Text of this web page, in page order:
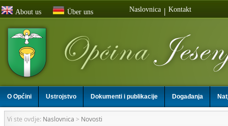
About us Über uns Naslovnica | Kontakt
O Općini Ustrojstvo Dokumenti i publikacije Događanja
Vi ste ovdje: Naslovnica > Novosti